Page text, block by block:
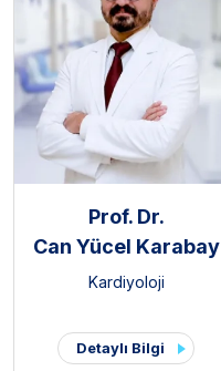
Prof. Dr.
Can Yücel Karabay
Kardiyoloji
Detaylı Bilgi